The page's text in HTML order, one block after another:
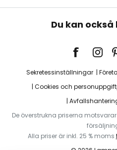
Du kan
Sekretessinställningar
Cookies och
De överstrukna priserna
Alla priser är inkl. 25 % moms